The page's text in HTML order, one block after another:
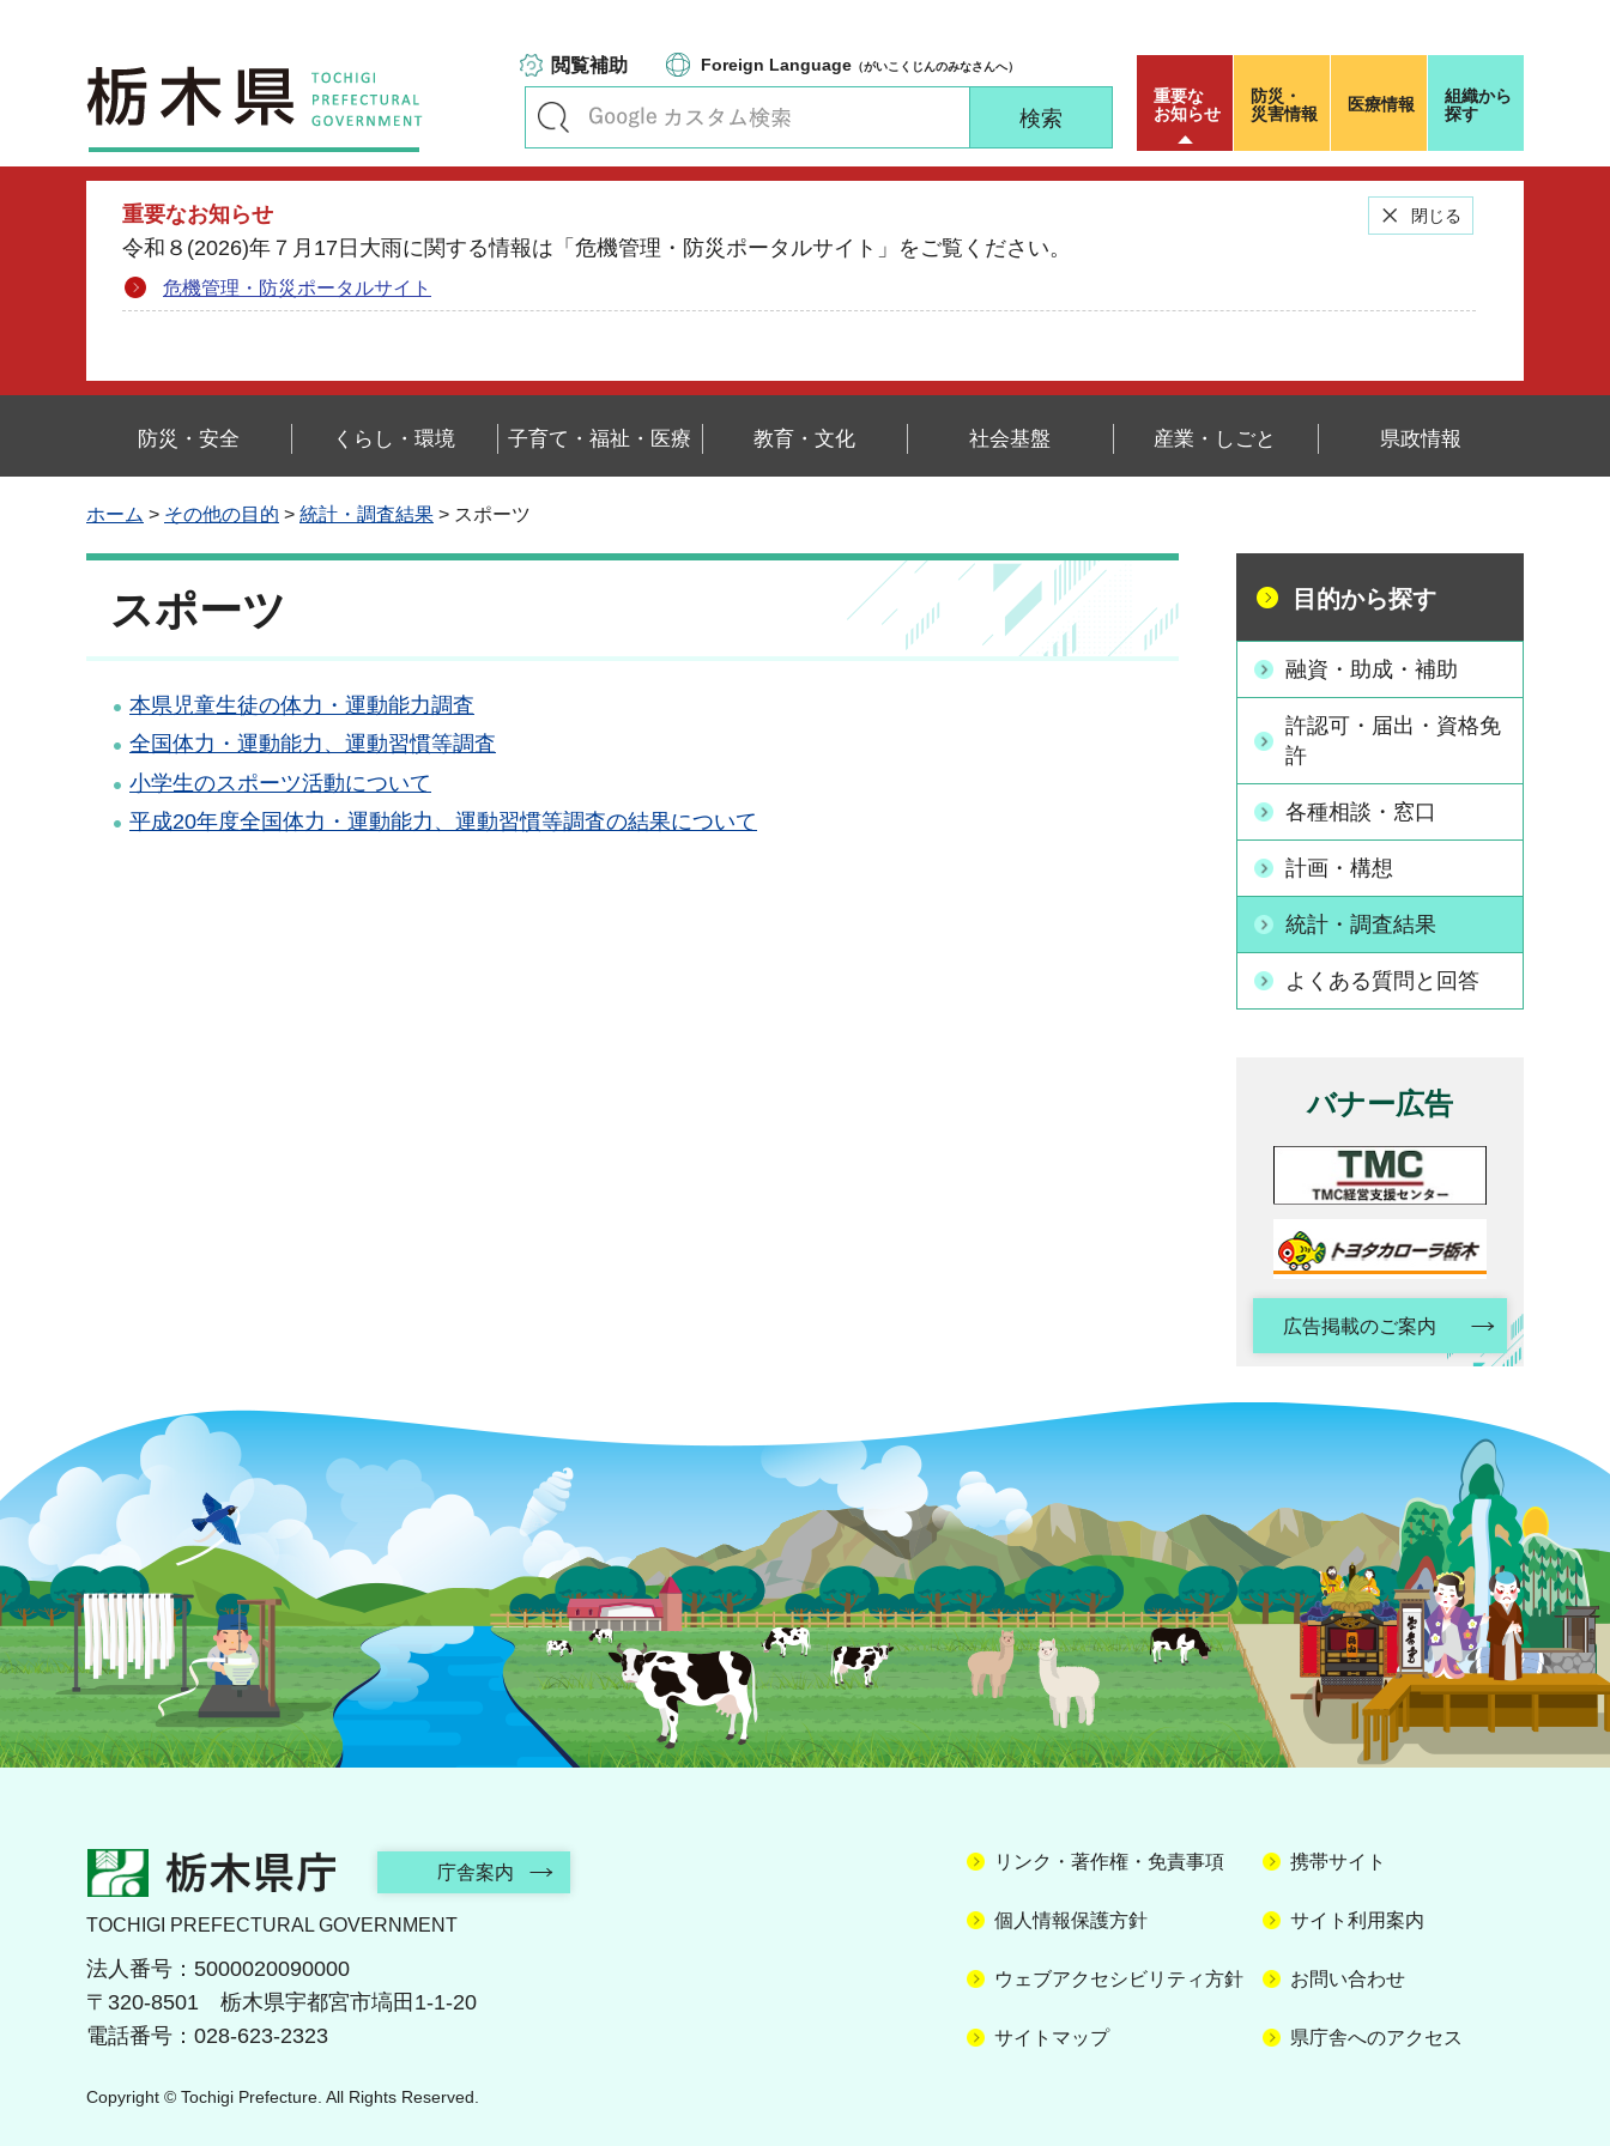
栃木県
閲覧補助 Foreign Language （がいこくじんのみなさんへ）
重要な
お知らせ
重要なお知らせ
令和８(2026)年７月17日大雨に関する情報は「危機管理・防災ポータルサイト」をご覧ください。
危機管理・防災ポータルサイト
閉じる
防災・
災害情報
医療情報
組織から
探す
防災・安全 くらし・環境 子育て・福祉・医療 教育・文化 社会基盤 産業・しごと 県政情報
ホーム > その他の目的 > 統計・調査結果 > スポーツ
スポーツ
本県児童生徒の体力・運動能力調査
全国体力・運動能力、運動習慣等調査
小学生のスポーツ活動について
平成20年度全国体力・運動能力、運動習慣等調査の結果について
目的から探す
融資・助成・補助
許認可・届出・資格免
許
各種相談・窓口
計画・構想
統計・調査結果
よくある質問と回答
バナー広告
広告掲載のご案内
栃木県庁 庁舎案内
TOCHIGI PREFECTURAL GOVERNMENT
法人番号：5000020090000
〒320-8501 栃木県宇都宮市塙田1-1-20
電話番号：028-623-2323
リンク・著作権・免責事項 携帯サイト
個人情報保護方針 サイト利用案内
ウェブアクセシビリティ方針 お問い合わせ
サイトマップ 県庁舎へのアクセス
Copyright © Tochigi Prefecture. All Rights Reserved.